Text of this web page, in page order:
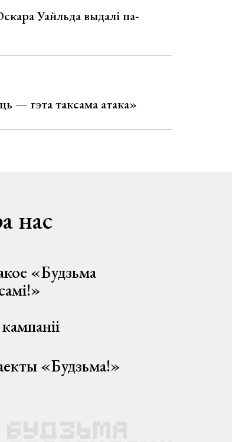
Уайльда выдалі па-
— гэта таксама атака»
нас
«Будзьма
«Будзьма!»